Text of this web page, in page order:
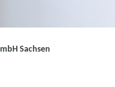
Sachsen